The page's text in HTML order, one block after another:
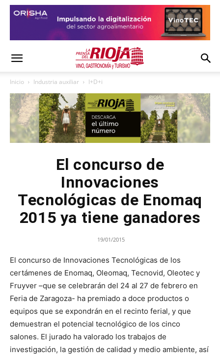
Inicio Industria auxiliar I+D+i
El concurso de
Innovaciones
Tecnológicas de Enomaq
2015 ya tiene ganadores
19/01/2015
El concurso de Innovaciones Tecnológicas de los
certámenes de Enomaq, Oleomaq, Tecnovid, Oleotec y
Fruyver –que se celebrarán del 24 al 27 de febrero en
Feria de Zaragoza- ha premiado a doce productos o
equipos que se expondrán en el recinto ferial, y que
demuestran el potencial tecnológico de los cinco
salones. El jurado ha valorado los trabajos de
investigación, la gestión de calidad y medio ambiente, así